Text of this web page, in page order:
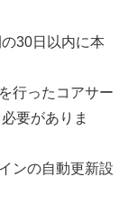
30日以内に本
行ったコアサー
要がありま
ンの自動更新設